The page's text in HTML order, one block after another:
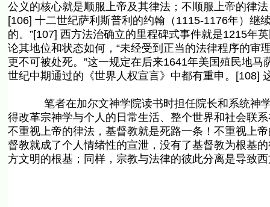
公义的核心就是顺服上帝及其律法；不顺服上帝的律
[106] 十二世纪萨利斯普利的约翰（1115-1176年）继
的。”[107] 西方法治确立的里程碑式事件就是1215年
论其地位和状态如何，“未经受到正当的法律程序的
更不可被处死。”这一规定在后来1641年美国殖民地
世纪中期通过的《世界人权宣言》中都有重申。[108]
笔者在加尔文神学院读书时担任院长和系统神学
得改革宗神学与个人的日常生活、整个世界和社会联
不重视上帝的律法，基督教就是死路一条！不重视上
督教就成了个人情绪性的宣泄，没有了基督教为根基
方文明的根基；同样，宗教与法律的彼此分离是导致